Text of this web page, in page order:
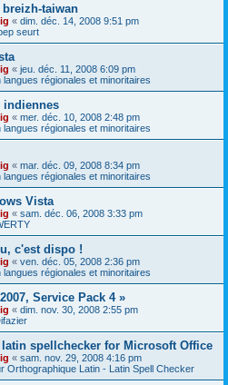
taiwan
« dim. déc. 14, 2008 9:51 pm
seurt
« jeu. déc. 11, 2008 6:09 pm
langues régionales et minoritaires
indiennes
« mer. déc. 10, 2008 2:48 pm
langues régionales et minoritaires
« mar. déc. 09, 2008 8:34 pm
langues régionales et minoritaires
Vista
« sam. déc. 06, 2008 3:33 pm
c'est dispo !
« ven. déc. 05, 2008 2:36 pm
langues régionales et minoritaires
Service Pack 4 »
« dim. nov. 30, 2008 2:55 pm
spellchecker for Microsoft Office
« sam. nov. 29, 2008 4:16 pm
Orthographique Latin - Latin Spell Checker